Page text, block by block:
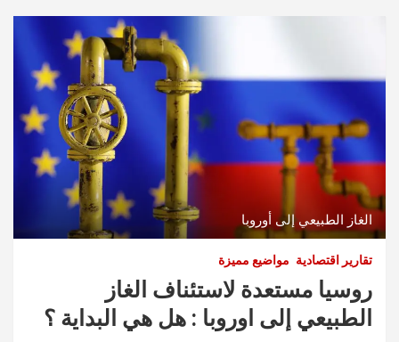
الغاز الطبيعي إلى أوروبا
تقارير اقتصادية مواضيع مميزة
روسيا مستعدة لاستئناف الغاز
الطبيعي إلى اوروبا : هل هي البداية ؟